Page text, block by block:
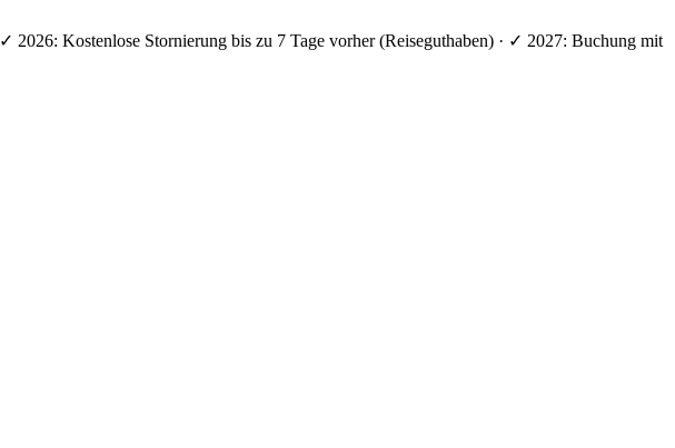
✓ 2026: Kostenlose Stornierung bis zu 7 Tage vorher (Reiseguthaben) · ✓ 2027: Buchung mit